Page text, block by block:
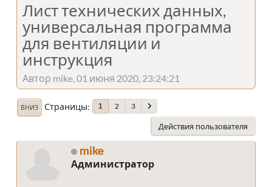
Лист технических данных,
универсальная программа
для вентиляции и
инструкция
Автор mike, 01 июня 2020, 23:24:21
ВНИЗ Страницы 1 2 3
Действия пользователя
mike
Администратор